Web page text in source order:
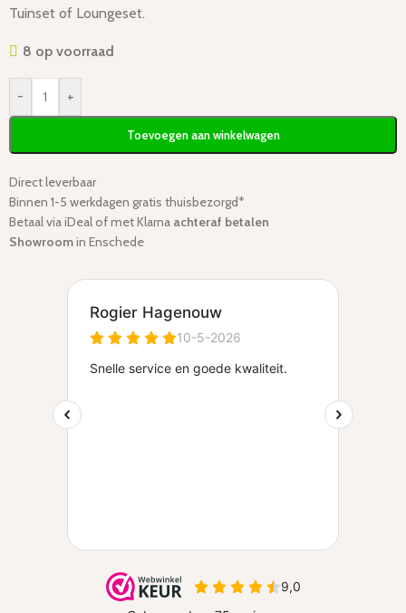
Tuinset of Loungeset.
8 op voorraad
- +
Toevoegen aan winkelwagen
Direct leverbaar
Binnen 1-5 werkdagen gratis thuisbezorgd*
Betaal via iDeal of met Klarna achteraf betalen
Showroomin Enschede